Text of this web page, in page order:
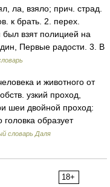
ла, взяло; прич. страд.
к брать. 2. перех.
был взят полицией на
Первые радости. 3. В
и животного от
узкий проход,
шеи двойной проход:
головка образует
словарь Даля
18+